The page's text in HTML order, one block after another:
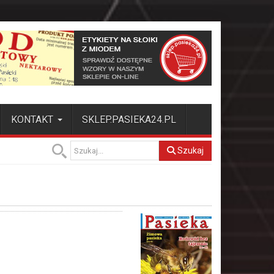
KONTAKT SKLEP.PASIEKA24.PL
Szukaj